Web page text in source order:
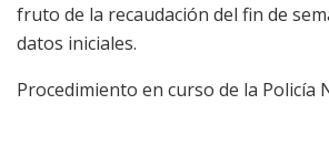
fruto de la recaudación del fin de
datos iniciales.
Procedimiento en curso de la Policía